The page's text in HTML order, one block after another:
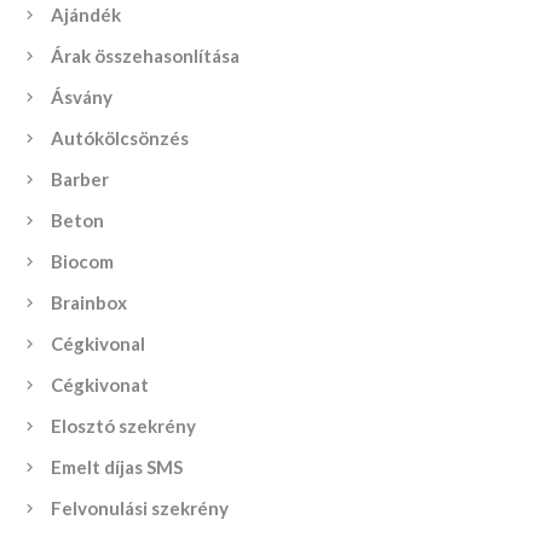
Ajándék
Árak összehasonlítása
Ásvány
Autókölcsönzés
Barber
Beton
Biocom
Brainbox
Cégkivonal
Cégkivonat
Elosztó szekrény
Emelt díjas SMS
Felvonulási szekrény